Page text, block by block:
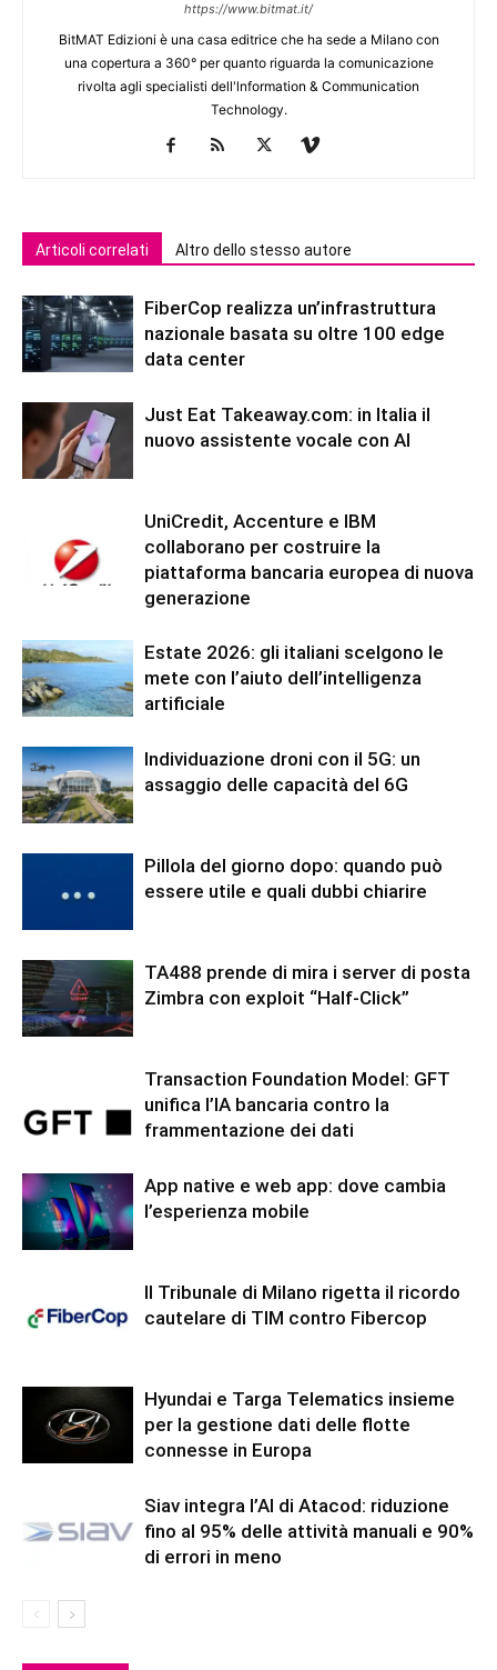
https://www.bitmat.it/
BitMAT Edizioni è una casa editrice che ha sede a Milano con
una copertura a 360° per quanto riguarda la comunicazione
rivolta agli specialisti dell'lnformation & Communication
Technology.
Articoli correlati Altro dello stesso autore
FiberCop realizza un’infrastruttura
nazionale basata su oltre 100 edge
data center
Just Eat Takeaway.com: in Italia il
nuovo assistente vocale con AI
UniCredit, Accenture e IBM
collaborano per costruire la
piattaforma bancaria europea di nuova
generazione
Estate 2026: gli italiani scelgono le
mete con l’aiuto dell’intelligenza
artificiale
Individuazione droni con il 5G: un
assaggio delle capacità del 6G
Pillola del giorno dopo: quando può
essere utile e quali dubbi chiarire
TA488 prende di mira i server di posta
Zimbra con exploit “Half-Click”
Transaction Foundation Model: GFT
unifica l’IA bancaria contro la
frammentazione dei dati
App native e web app: dove cambia
l’esperienza mobile
Il Tribunale di Milano rigetta il ricordo
cautelare di TIM contro Fibercop
Hyundai e Targa Telematics insieme
per la gestione dati delle flotte
connesse in Europa
Siav integra l’AI di Atacod: riduzione
fino al 95% delle attività manuali e 90%
di errori in meno